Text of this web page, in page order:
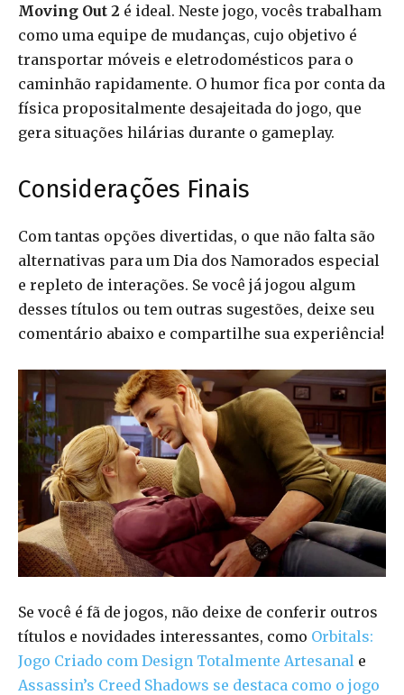
Moving Out 2 é ideal. Neste jogo, vocês trabalham
como uma equipe de mudanças, cujo objetivo é
transportar móveis e eletrodomésticos para o
caminhão rapidamente. O humor fica por conta da
física propositalmente desajeitada do jogo, que
gera situações hilárias durante o gameplay.
Considerações Finais
Com tantas opções divertidas, o que não falta são
alternativas para um Dia dos Namorados especial
e repleto de interações. Se você já jogou algum
desses títulos ou tem outras sugestões, deixe seu
comentário abaixo e compartilhe sua experiência!
Se você é fã de jogos, não deixe de conferir outros
títulos e novidades interessantes, como Orbitals:
Jogo Criado com Design Totalmente Artesanal e
Assassin’s Creed Shadows se destaca como o jogo